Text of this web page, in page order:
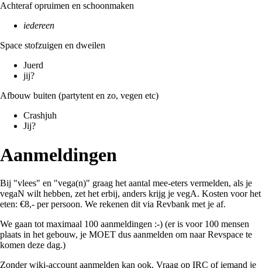
Achteraf opruimen en schoonmaken
iedereen
Space stofzuigen en dweilen
Juerd
jij?
Afbouw buiten (partytent en zo, vegen etc)
Crashjuh
Jij?
Aanmeldingen
Bij "vlees" en "vega(n)" graag het aantal mee-eters vermelden, als je
vegaN wilt hebben, zet het erbij, anders krijg je vegA. Kosten voor het
eten: €8,- per persoon. We rekenen dit via Revbank met je af.
We gaan tot maximaal 100 aanmeldingen :-) (er is voor 100 mensen
plaats in het gebouw, je MOET dus aanmelden om naar Revspace te
komen deze dag.)
Zonder wiki-account aanmelden kan ook. Vraag op IRC of iemand je